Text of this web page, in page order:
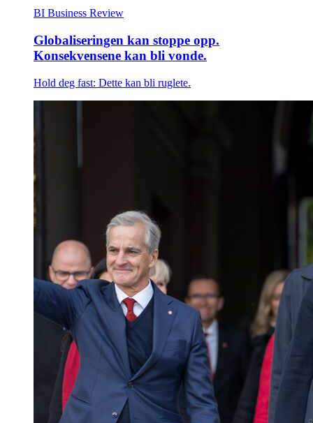
BI Business Review
Globaliseringen kan stoppe opp.
Konsekvensene kan bli vonde.
Hold deg fast: Dette kan bli ruglete.